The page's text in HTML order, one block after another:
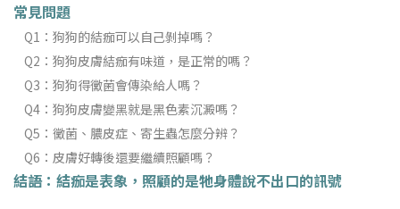
常見問題
Q1：狗狗的結痂可以自己剝掉嗎？
Q2：狗狗皮膚結痂有味道，是正常的嗎？
Q3：狗狗得黴菌會傳染給人嗎？
Q4：狗狗皮膚變黑就是黑色素沉澱嗎？
Q5：黴菌、膿皮症、寄生蟲怎麼分辨？
Q6：皮膚好轉後還要繼續照顧嗎？
結語：結痂是表象，照顧的是牠身體說不出口的訊號